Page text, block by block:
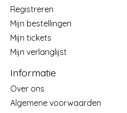
Registreren
Mijn bestellingen
Mijn tickets
Mijn verlanglijst
Informatie
Over ons
Algemene voorwaarden